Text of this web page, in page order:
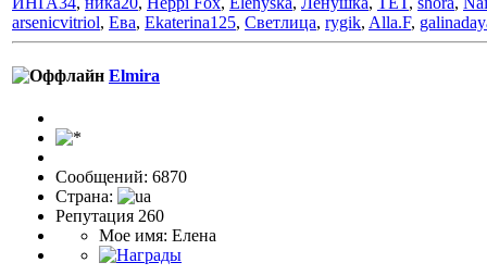
arsenicvitriol, Ева, Ekaterina125, Светлица, rygik, Alla.F,
Elmira
Сообщений: 6870
Страна:
Репутация 260
Мое имя: Елена